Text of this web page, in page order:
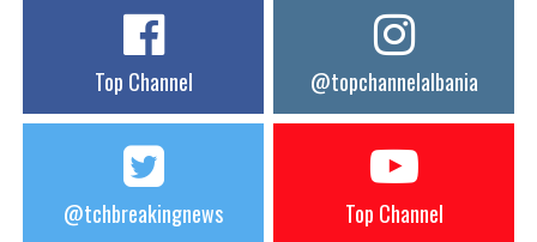
Top Channel @topchannelalbania
@tchbreakingnews Top Channel